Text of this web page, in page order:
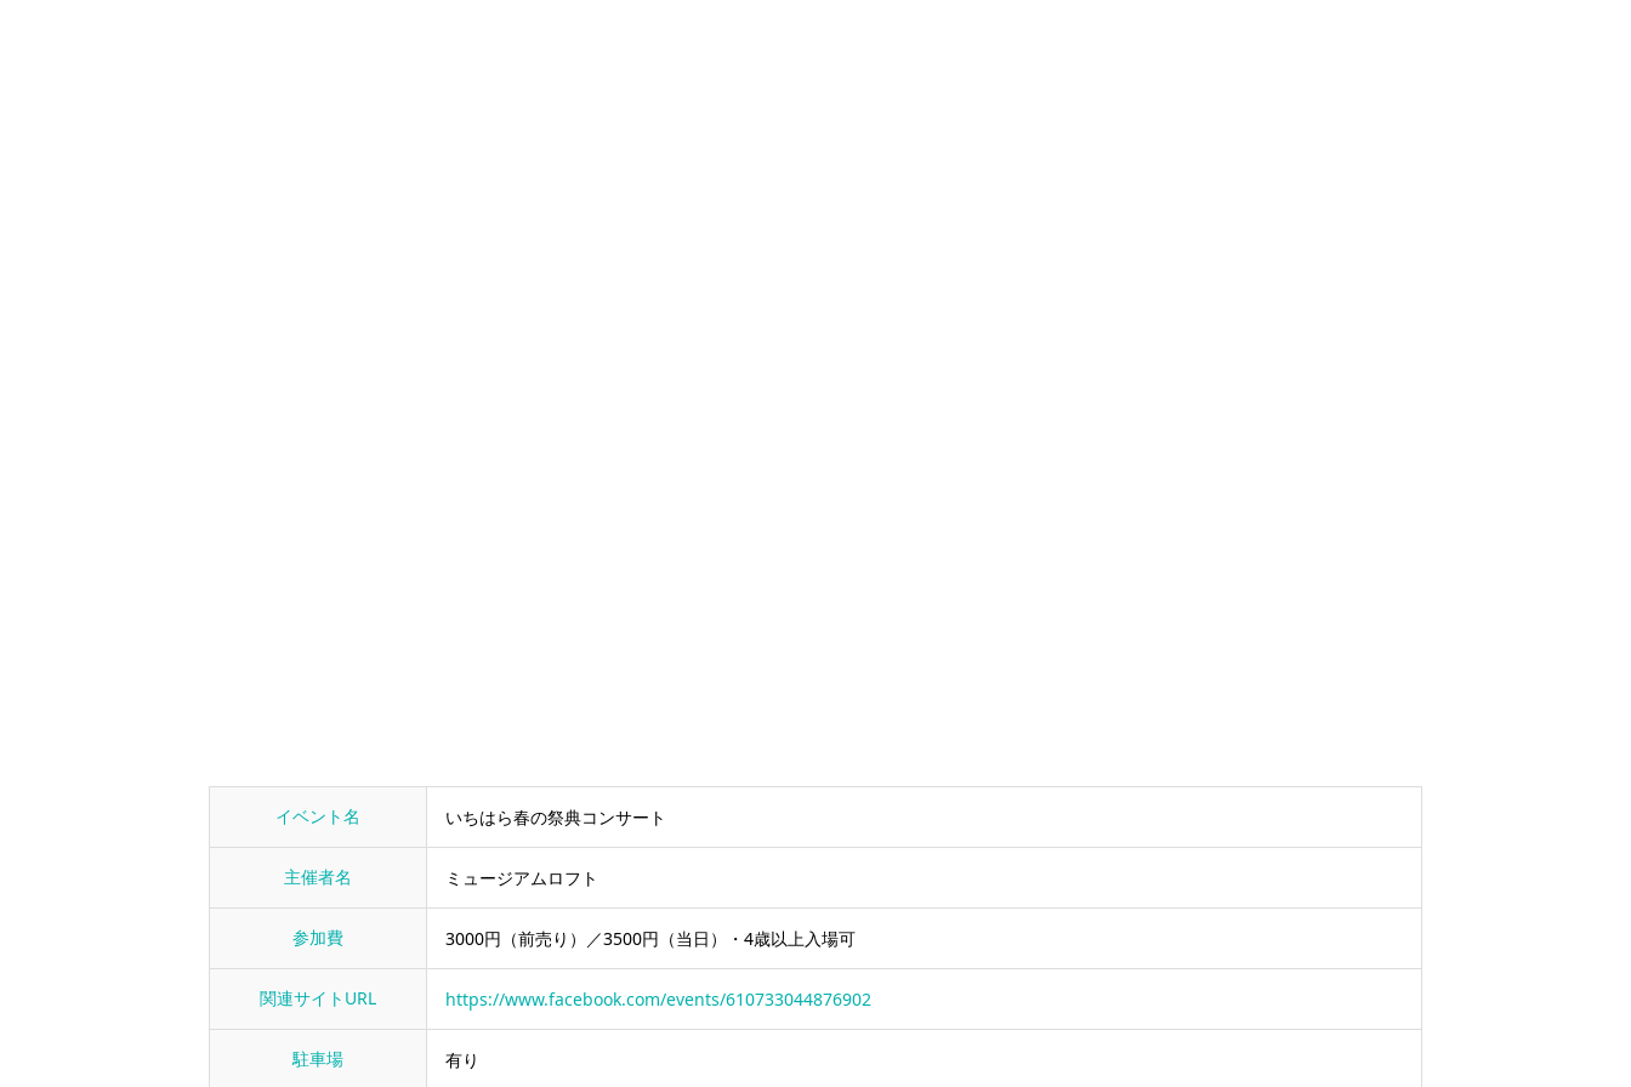
イベント名 いちはら春の祭典コンサート
主催者名 ミュージアムロフト
参加費 3000円（前売り）／3500円（当日）・4歳以上入場可
関連サイトURL https://www.facebook.com/events/610733044876902
駐車場 有り